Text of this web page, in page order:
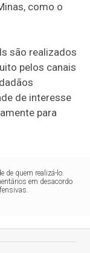
como o
são realizados
pelos canais
de interesse
para
de quem realizá-lo.
em desacordo